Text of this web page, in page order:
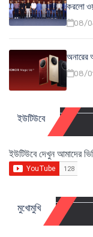
করলো
08/
অনারের
08/
ইউটিউবে
ইউটিউবে দেখুন আমাদের
মুখোমুখি